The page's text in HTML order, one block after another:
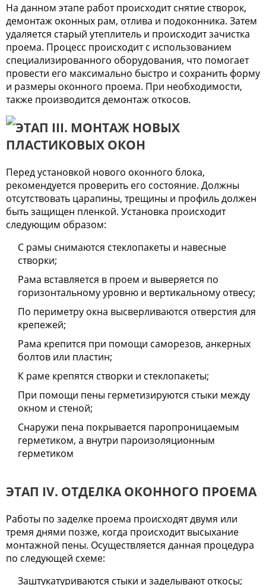
На данном этапе работ происходит снятие створок,
демонтаж оконных рам, отлива и подоконника. Затем
удаляется старый утеплитель и происходит зачистка
проема. Процесс происходит с использованием
специализированного оборудования, что помогает
провести его максимально быстро и сохранить форму
и размеры оконного проема. При необходимости,
также производится демонтаж откосов.
ЭТАП III. МОНТАЖ НОВЫХ
ПЛАСТИКОВЫХ ОКОН
Перед установкой нового оконного блока,
рекомендуется проверить его состояние. Должны
отсутствовать царапины, трещины и профиль должен
быть защищен пленкой. Установка происходит
следующим образом:
С рамы снимаются стеклопакеты и навесные
створки;
Рама вставляется в проем и выверяется по
горизонтальному уровню и вертикальному отвесу;
По периметру окна высверливаются отверстия для
крепежей;
Рама крепится при помощи саморезов, анкерных
болтов или пластин;
К раме крепятся створки и стеклопакеты;
При помощи пены герметизируются стыки между
окном и стеной;
Снаружи пена покрывается паропроницаемым
герметиком, а внутри пароизоляционным
герметиком
ЭТАП IV. ОТДЕЛКА ОКОННОГО ПРОЕМА
Работы по заделке проема происходят двумя или
тремя днями позже, когда происходит высыхание
монтажной пены. Осуществляется данная процедура
по следующей схеме:
Заштукатуриваются стыки и заделывают откосы;